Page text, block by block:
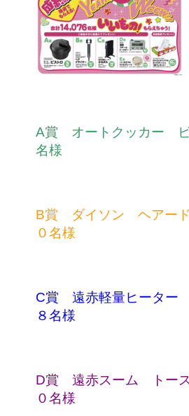
A賞　オートクッカー　
名様
B賞　ダイソン　ヘアー
０名様
C賞　遠赤軽量ヒーター
８名様
D賞　遠赤スーム　トー
０名様